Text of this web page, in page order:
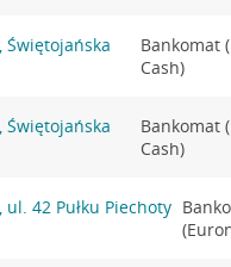
Świętojańska
Bankomat
Cash)
Świętojańska
Bankomat
Cash)
ul. 42 Pułku Piechoty